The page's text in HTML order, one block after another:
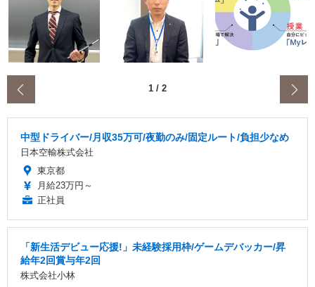
1 / 2
中型ドライバー/月収35万可/夜勤のみ/固定ルート/負担少なめ
日本空輸株式会社
東京都
月給23万円～
正社員
「新生活デビュー応援!」未経験採用枠/ゲームデバッカー/昇
給年2回賞与年2回
株式会社小林